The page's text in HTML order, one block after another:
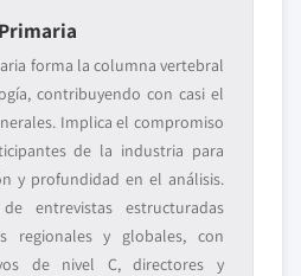
forma la columna vertebral
contribuyendo con casi el
Implica el compromiso
de la industria para
y profundidad en el análisis.
entrevistas estructuradas
regionales y globales, con
de nivel C, directores y